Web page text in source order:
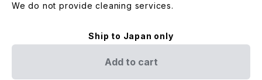
We do not provide cleaning services.
Ship to Japan only
Add to cart